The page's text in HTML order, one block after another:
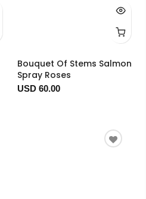
Bouquet Of Stems Salmon
Spray Roses
USD 60.00